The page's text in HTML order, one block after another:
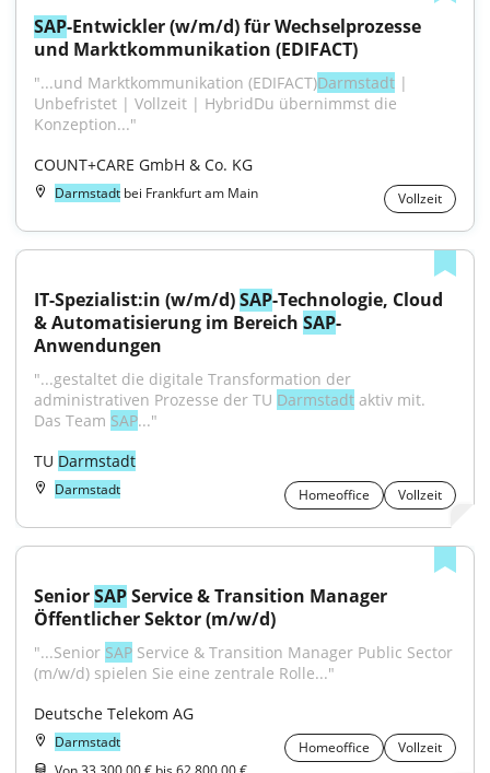
SAP-Entwickler (w/m/d) für Wechselprozesse
und Marktkommunikation (EDIFACT)
"...und Marktkommunikation (EDIFACT)Darmstadt |
Unbefristet | Vollzeit | HybridDu übernimmst die
Konzeption..."
COUNT+CARE GmbH & Co. KG
Darmstadt bei Frankfurt am Main Vollzeit
IT-Spezialist:in (w/m/d) SAP-Technologie, Cloud
& Automatisierung im Bereich SAP-
Anwendungen
"...gestaltet die digitale Transformation der
administrativen Prozesse der TU Darmstadt aktiv mit.
Das Team SAP..."
TU Darmstadt
Darmstadt Homeoffice Vollzeit
Senior SAP Service & Transition Manager
Öffentlicher Sektor (m/w/d)
"...Senior SAP Service & Transition Manager Public Sector
(m/w/d) spielen Sie eine zentrale Rolle..."
Deutsche Telekom AG
Darmstadt Homeoffice
Vollzeit